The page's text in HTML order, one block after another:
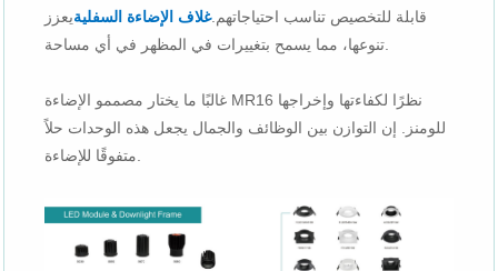
قابلة للتخصيص تناسب احتياجاتهم.غلاف الإضاءة السفليةيعزز
تنوعها، مما يسمح بتغييرات في المظهر في أي مساحة.
غالبًا ما يختار مصممو الإضاءة MR16 نظرًا لكفاءتها وإخراجها
للومنز. إن التوازن بين الوظائف والجمال يجعل هذه الوحدات حلاً
متفوقًا للإضاءة.